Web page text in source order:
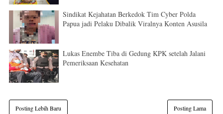
Sindikat Kejahatan Berkedok Tim Cyber Polda
Papua jadi Pelaku Dibalik Viralnya Konten Asusila
Lukas Enembe Tiba di Gedung KPK setelah Jalani
Pemeriksaan Kesehatan
Posting Lebih Baru Posting Lama